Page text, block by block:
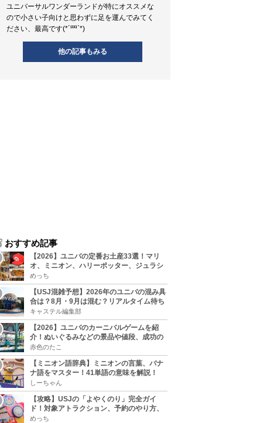
ユニバーサルワンダーランドが特にオススメな
ので小さい子向けと思わずに足を運んでみてく
ださい、最高です(*´罒`*)
他の記事もみる
おすすめ記事
【2026】ユニバの定番お土産33選！マリ
オ、ミニオン、ハリーポッター、ジュラシ
ックパーク、セサミ、SINGなどのグッズ情
報
めっち
【USJ混雑予想】2026年のユニバの混み具
合は？8月・9月は混む？リアルタイム待ち
時間アプリも
キャステル編集部
【2026】ユニバのカーニバルゲームを紹
介！ぬいぐるみなどの景品や値段、成功の
コツ、実施場所まとめ
赤色のたこ
【ミニオン語辞典】ミニオンの言葉、バナ
ナ語をマスター！41単語の意味を解説！
しーちゃん
【攻略】USJの「よやくのり」完全ガイ
ド！対象アトラクション、予約のやり方、
整理券との違い、注意点を紹介
めっち